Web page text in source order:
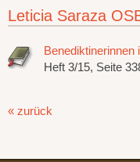
Leticia Saraza
Benediktinerinnen
Heft 3/15, Seite
« zurück